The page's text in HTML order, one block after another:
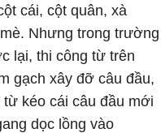
cái, cột quân, xà
Nhưng trong trường
lại, thi công từ trên
gạch xây đỡ câu đầu,
kéo cái câu đầu mới
dọc lồng vào